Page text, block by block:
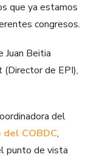
que ya estamos
congresos.
Juan Beitia
de EPI),
del
COBDC,
punto de vista